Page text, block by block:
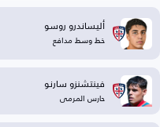
أليساندرو روسو
خط وسط مدافع
فينتشنزو سارنو
حارس المرمى